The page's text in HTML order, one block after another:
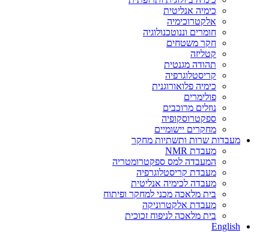
כימיה אנליטית
אלקטרוכימיה
חומרים וננוטכנולוגיה
חקר משטחים
קטליזה
תהודה מגנטית
קריסטלוגרפיה
כימיה פלואורוגנית
פולימרים
נוזלים מרוכבים
ספקטרוסקופיה
מחקרים יישומיים
מעבדות שרות ותשתיות מחקר
מעבדת NMR
המעבדה למס ספקטרומטריה
מעבדת קריסטלוגרפיה
מעבדה לכימיה אנליטית
בית מלאכה מכני למחקר ופיתוח
מעבדת אלקטרוניקה
בית מלאכה לניפוח זכוכית
English